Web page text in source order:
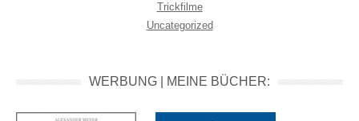
Trickfilme
Uncategorized
WERBUNG | MEINE BÜCHER: